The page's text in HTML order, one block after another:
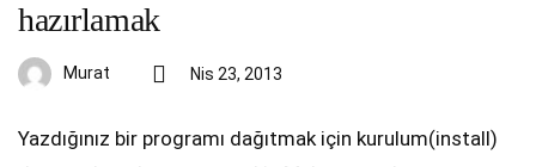
hazırlamak
Murat Nis 23, 2013
Yazdığınız bir programı dağıtmak için kurulum(install)